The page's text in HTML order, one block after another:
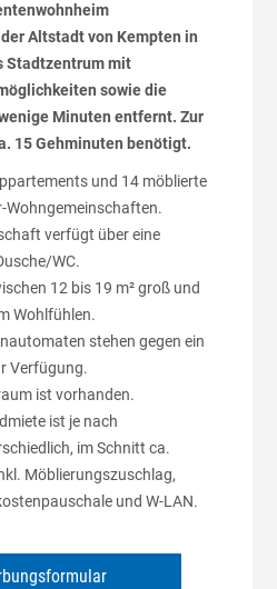
Altstadt von Kempten in
Stadtzentrum mit
sowie die
Minuten entfernt. Zur
15 Gehminuten benötigt.
und 14 möblierte
Wohngemeinschaften.
verfügt über eine
WC.
12 bis 19 m² groß und
Wohlfühlen.
stehen gegen ein
Verfügung.
ist vorhanden.
ist je nach
im Schnitt ca.
Möblierungszuschlag,
und W-LAN.